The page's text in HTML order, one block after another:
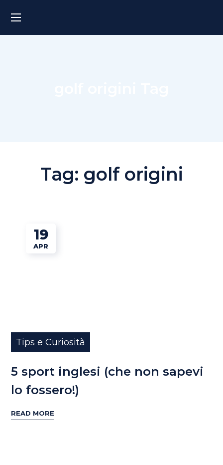
Tag: golf origini
19
APR
Tips e Curiosità
5 sport inglesi (che non sapevi
lo fossero!)
READ MORE